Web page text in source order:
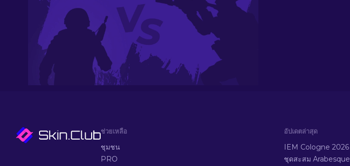
ช่วยเหลือ
ชุมชน
PRO
อัปเดตล่าสุด
IEM Cologne 2026
ชุดสะสม Arabesque